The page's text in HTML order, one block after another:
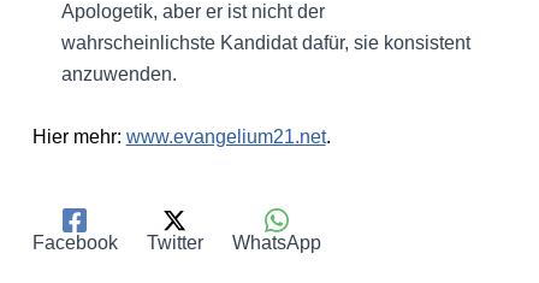
Apologetik, aber er ist nicht der
wahrscheinlichste Kandidat dafür, sie konsistent
anzuwenden.
Hier mehr: www.evangelium21.net.
Facebook Twitter WhatsApp